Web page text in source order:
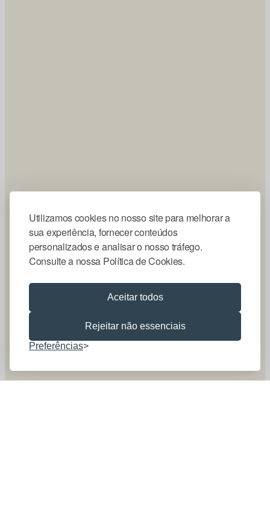
Utilizamos cookies no nosso site para melhorar a
sua experiência, fornecer conteúdos
personalizados e analisar o nosso tráfego.
Consulte a nossa Política de Cookies.
Aceitar todos
Rejeitar não essenciais
Preferências